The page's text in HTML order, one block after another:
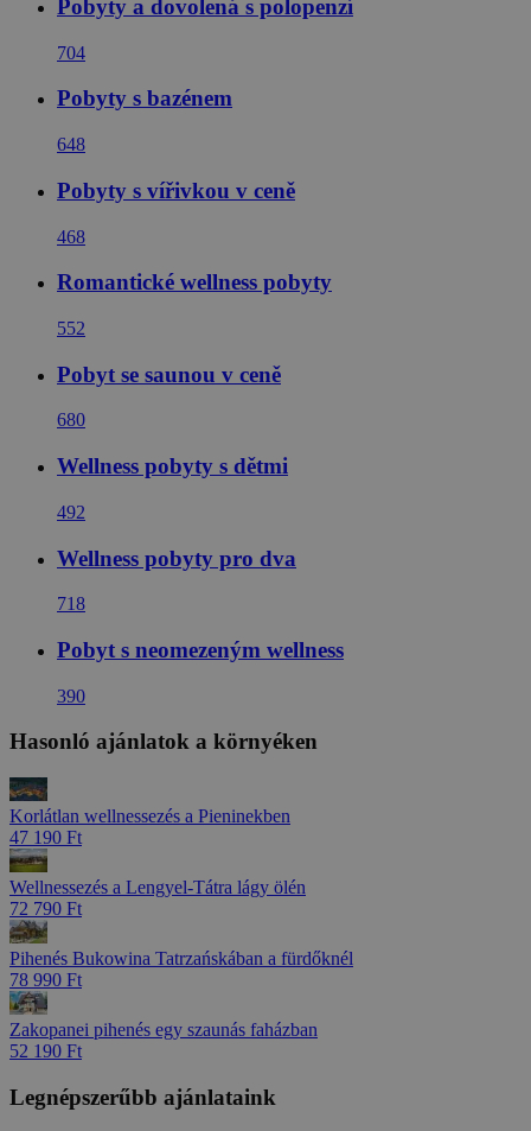
Pobyty a dovolená s polopenzí
704
Pobyty s bazénem
648
Pobyty s vířivkou v ceně
468
Romantické wellness pobyty
552
Pobyt se saunou v ceně
680
Wellness pobyty s dětmi
492
Wellness pobyty pro dva
718
Pobyt s neomezeným wellness
390
Hasonló ajánlatok a környéken
Korlátlan wellnessezés a Pieninekben
47 190 Ft
Wellnessezés a Lengyel-Tátra lágy ölén
72 790 Ft
Pihenés Bukowina Tatrzańskában a fürdőknél
78 990 Ft
Zakopanei pihenés egy szaunás faházban
52 190 Ft
Legnépszerűbb ajánlataink